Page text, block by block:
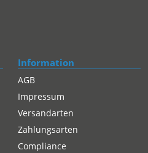
Information
AGB
Impressum
Versandarten
Zahlungsarten
Compliance